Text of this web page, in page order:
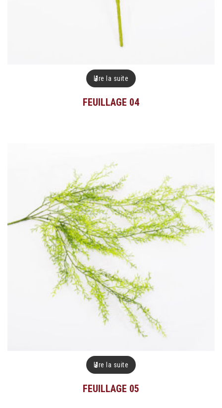
Lire la suite
FEUILLAGE 04
Lire la suite
FEUILLAGE 05